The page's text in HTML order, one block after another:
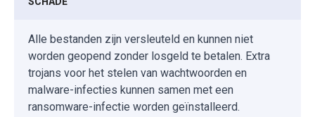
Alle bestanden zijn versleuteld en kunnen niet
worden geopend zonder losgeld te betalen. Extra
trojans voor het stelen van wachtwoorden en
malware-infecties kunnen samen met een
ransomware-infectie worden geïnstalleerd.